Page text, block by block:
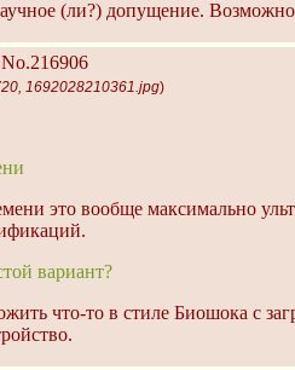
(ли?) допущение.
No.216906
1692028210361.jpg)
это вообще максимально
вариант?
что-то в стиле Биошока с